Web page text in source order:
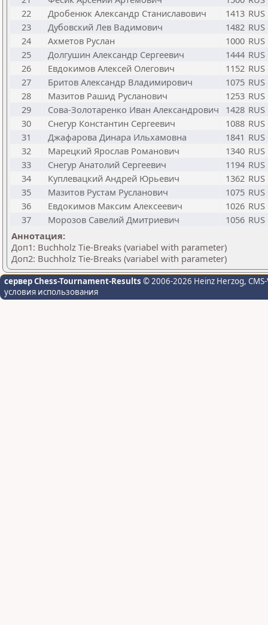
22
Дробенюк Александр Станиславович 1413 RUS
23
Дубовский Лев Вадимович 1482 RUS
24
Ахметов Руслан 1000 RUS
25
Долгушин Александр Сергеевич 1444 RUS
26
Евдокимов Алексей Олегович 1152 RUS
27
Бритов Александр Владимирович 1075 RUS
28
Мазитов Рашид Русланович 1253 RUS
29
Сова-Золотаренко Иван Александрович 1428 RUS
30
Снегур Константин Сергеевич 1088 RUS
31
Джафарова Динара Ильхамовна 1841 RUS
32
Марецкий Ярослав Романович 1340 RUS
33
Снегур Анатолий Сергеевич 1194 RUS
34
Куплевацкий Андрей Юрьевич 1362 RUS
35
Мазитов Рустам Русланович 1075 RUS
36
Евдокимов Максим Алексеевич 1026 RUS
37
Морозов Савелий Дмитриевич 1056 RUS
Аннотация:
Доп1: Buchholz Tie-Breaks (variabel with parameter)
Доп2: Buchholz Tie-Breaks (variabel with parameter)
сервер Chess-Tournament-Results © 2006-2026 Heinz Herzog,
условия использования